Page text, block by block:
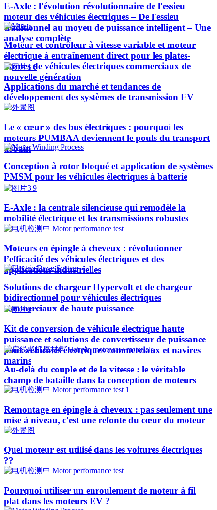
E-Axle : l'évolution révolutionnaire de l'essieu
moteur des véhicules électriques – De l'essieu
traditionnel au moyeu de puissance intelligent – Une
analyse complète
Moteur et contrôleur à vitesse variable et moteur
électrique à entraînement direct pour les plates-
formes de véhicules électriques commerciaux de
nouvelle génération
Applications du marché et tendances de
développement des systèmes de transmission EV
Le « cœur » des bus électriques : pourquoi les
moteurs PUMBAA deviennent le pouls du transport
urbain
Conception à rotor bloqué et application de systèmes
PMSM pour les véhicules électriques à batterie
E-Axle : la centrale silencieuse qui remodèle la
mobilité électrique et les transmissions robustes
Moteurs en épingle à cheveux : révolutionner
l’efficacité des véhicules électriques et des
applications industrielles
Solutions de chargeur Hypervolt et de chargeur
bidirectionnel pour véhicules électriques
commerciaux de haute puissance
Kit de conversion de véhicule électrique haute
puissance et solutions de convertisseur de puissance
pour véhicules électriques commerciaux et navires
marins
Au-delà du couple et de la vitesse : le véritable
champ de bataille dans la conception de moteurs
Remontage en épingle à cheveux : pas seulement une
mise à niveau, c'est une refonte du cœur du moteur
Quel moteur est utilisé dans les voitures électriques
??​​
Pourquoi utiliser un enroulement de moteur à fil
plat dans les moteurs EV ?